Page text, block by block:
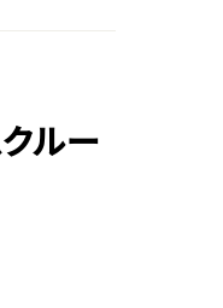
ルー